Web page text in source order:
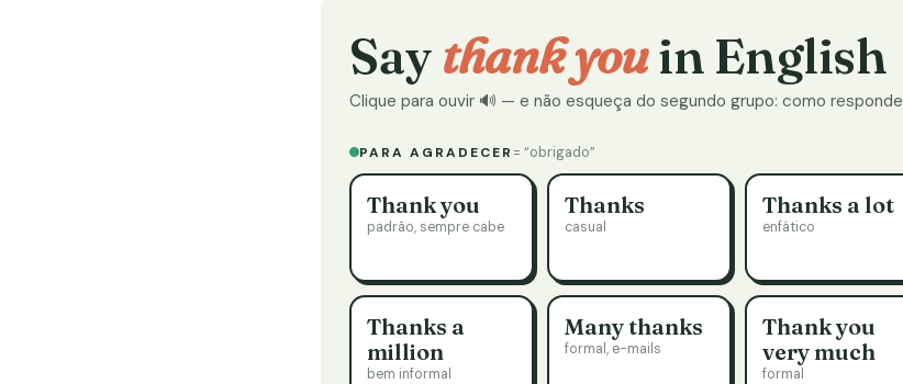
Say thank youin English
Clique para ouvir 🔊 — e não esqueça do segundo grupo: como
PARA AGRADECER = “obrigado”
Thank you
padrão, sempre cabe
Thanks
casual
Thanks a lot
enfático
Thanks a
million
bem informal
Many thanks
formal, e-mails
Thank you
very much
formal